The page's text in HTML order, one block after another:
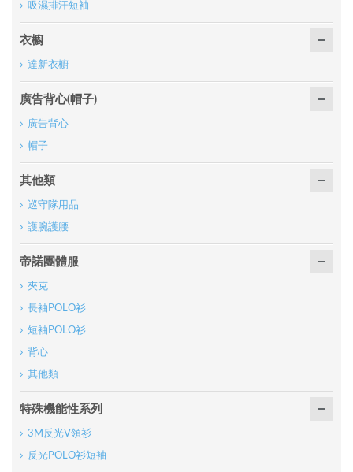
吸濕排汗短袖
衣櫥
達新衣櫥
廣告背心(帽子)
廣告背心
帽子
其他類
巡守隊用品
護腕護腰
帝諾團體服
夾克
長袖POLO衫
短袖POLO衫
背心
其他類
特殊機能性系列
3M反光V領衫
反光POLO衫短袖